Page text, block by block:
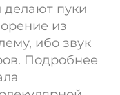
делают пуки
из
ибо звук
Подробнее